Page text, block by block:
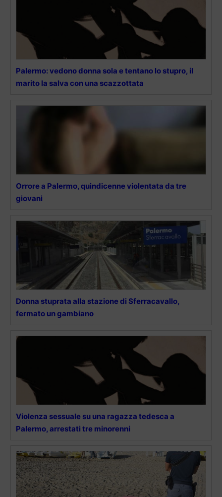
Palermo: vedono donna sola e tentano lo stupro, il
marito la salva con una scazzottata
Orrore a Palermo, quindicenne violentata da tre
giovani
Donna stuprata alla stazione di Sferracavallo,
fermato un gambiano
Violenza sessuale su una ragazza tedesca a
Palermo, arrestati tre minorenni